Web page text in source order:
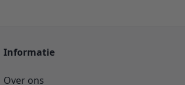
Informatie
Over ons